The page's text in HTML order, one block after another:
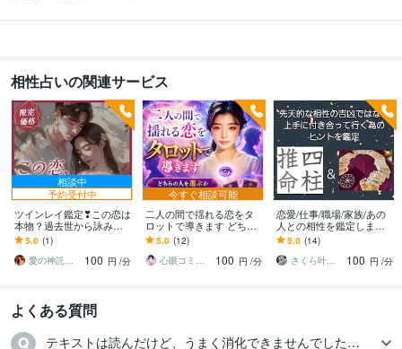
相性占いの関連サービス
相談中
予約受付中
ツインレイ鑑定❣この恋は
本物？過去世から詠みま
す 運命の恋を逃さず、隠
された【2人の魂の物語】
を紐解く愛の鑑定
5.0 (1)
愛の神託師｜カナリア・アイ
100 円 /分
今すぐ相談可能
二人の間で揺れる恋をタ
ロットで導きます どちら
の人を選ぶか悩んでいる
あなたへ
5.0 (12)
心眼コミュニケーター⭐︎紗矢 saya
100 円 /分
恋愛/仕事/職場/家族/あの
人との相性を鑑定します
吉凶では判断しません◎
相性は変えられる！関係
を整える実践鑑定
5.0 (14)
さくら叶絵｜占いで心の構造を読み解く
100 円 /分
よくある質問
テキストは読んだけど、うまく消化できませんでした…